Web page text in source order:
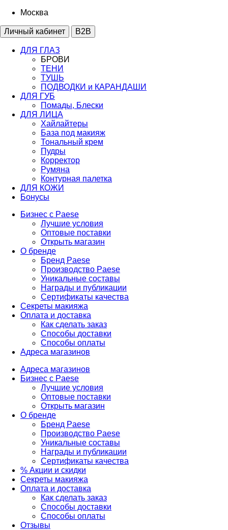
Москва
Личный кабинет B2B
ДЛЯ ГЛАЗ
БРОВИ
ТЕНИ
ТУШЬ
ПОДВОДКИ и КАРАНДАШИ
ДЛЯ ГУБ
Помады, Блески
ДЛЯ ЛИЦА
Хайлайтеры
База под макияж
Тональный крем
Пудры
Корректор
Румяна
Контурная палетка
ДЛЯ КОЖИ
Бонусы
Бизнес с Paese
Лучшие условия
Оптовые поставки
Открыть магазин
О бренде
Бренд Paese
Производство Paese
Уникальные составы
Награды и публикации
Сертификаты качества
Секреты макияжа
Оплата и доставка
Как сделать заказ
Способы доставки
Способы оплаты
Адреса магазинов
Адреса магазинов
Бизнес с Paese
Лучшие условия
Оптовые поставки
Открыть магазин
О бренде
Бренд Paese
Производство Paese
Уникальные составы
Награды и публикации
Сертификаты качества
% Акции и скидки
Секреты макияжа
Оплата и доставка
Как сделать заказ
Способы доставки
Способы оплаты
Отзывы